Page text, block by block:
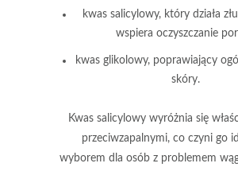
kwas salicylowy, który działa
wspiera oczyszczanie
kwas glikolowy, poprawiający
skóry.
Kwas salicylowy wyróżnia się
przeciwzapalnymi, co czyni go
wyborem dla osób z problemem